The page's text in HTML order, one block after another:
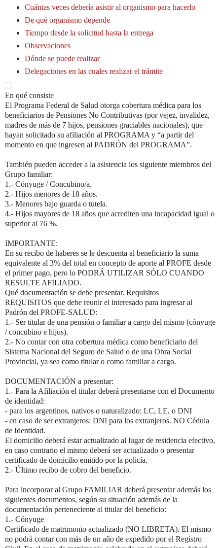
Cuántas veces debería asistir al organismo para hacerlo
De qué organismo depende
Tiempo desde la solicitud hasta la entrega
Observaciones
Dónde se puede realizar
Delegaciones en las cuales realizar el trámite
En qué consiste
El Programa Federal de Salud otorga cobertura médica para los
beneficiarios de Pensiones No Contributivas (por vejez, invalidez,
madres de más de 7 hijos, pensiones graciables nacionales), que
hayan solicitado su afiliación al PROGRAMA y “a partir del
momento en que ingresen al PADRÓN del PROGRAMA”.
También pueden acceder a la asistencia los siguiente miembros del
Grupo familiar:
1.- Cónyuge / Concubino/a.
2.- Hijos menores de 18 años.
3.- Menores bajo guarda o tutela.
4.- Hijos mayores de 18 años que acrediten una incapacidad igual o
superior al 76 %.
IMPORTANTE:
En su recibo de haberes se le descuenta al beneficiario la suma
equivalente al 3% del total en concepto de aporte al PROFE desde
el primer pago, pero lo PODRÁ UTILIZAR SÓLO CUANDO
RESULTE AFILIADO.
Qué documentación se debe presentar. Requisitos
REQUISITOS que debe reunir el interesado para ingresar al
Padrón del PROFE-SALUD:
1.- Ser titular de una pensión o familiar a cargo del mismo (cónyuge
/ concubino e hijos).
2.- No contar con otra cobertura médica como beneficiario del
Sistema Nacional del Seguro de Salud o de una Obra Social
Provincial, ya sea como titular o como familiar a cargo.
DOCUMENTACIÓN a presentar:
1.- Para la Afiliación el titular deberá presentarse con el Documento
de identidad:
- para los argentinos, nativos o naturalizado: LC, LE, o DNI
- en caso de ser extranjeros: DNI para los extranjeros. NO Cédula
de Identidad.
El domicilio deberá estar actualizado al lugar de residencia efectivo,
en caso contrario el mismo deberá ser actualizado o presentar
certificado de domicilio emitido por la policía.
2.- Último recibo de cobro del beneficio.
Para incorporar al Grupo FAMILIAR deberá presentar además los
siguientes documentos, según su situación además de la
documentación perteneciente al titular del beneficio:
1.- Cónyuge
Certificado de matrimonio actualizado (NO LIBRETA). El mismo
no podrá contar con más de un año de expedido por el Registro